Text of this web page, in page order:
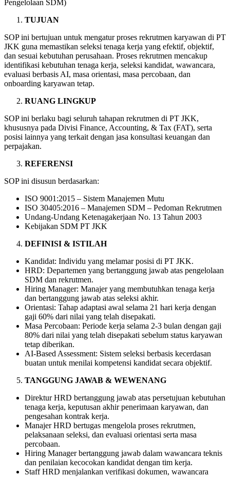
Pengelolaan SDM)
TUJUAN
SOP ini bertujuan untuk mengatur proses rekrutmen karyawan di PT
JKK guna memastikan seleksi tenaga kerja yang efektif, objektif,
dan sesuai kebutuhan perusahaan. Proses rekrutmen mencakup
identifikasi kebutuhan tenaga kerja, seleksi kandidat, wawancara,
evaluasi berbasis AI, masa orientasi, masa percobaan, dan
onboarding karyawan tetap.
RUANG LINGKUP
SOP ini berlaku bagi seluruh tahapan rekrutmen di PT JKK,
khususnya pada Divisi Finance, Accounting, & Tax (FAT), serta
posisi lainnya yang terkait dengan jasa konsultasi keuangan dan
perpajakan.
REFERENSI
SOP ini disusun berdasarkan:
ISO 9001:2015 – Sistem Manajemen Mutu
ISO 30405:2016 – Manajemen SDM – Pedoman Rekrutmen
Undang-Undang Ketenagakerjaan No. 13 Tahun 2003
Kebijakan SDM PT JKK
DEFINISI & ISTILAH
Kandidat: Individu yang melamar posisi di PT JKK.
HRD: Departemen yang bertanggung jawab atas pengelolaan
SDM dan rekrutmen.
Hiring Manager: Manajer yang membutuhkan tenaga kerja
dan bertanggung jawab atas seleksi akhir.
Orientasi: Tahap adaptasi awal selama 21 hari kerja dengan
gaji 60% dari nilai yang telah disepakati.
Masa Percobaan: Periode kerja selama 2-3 bulan dengan gaji
80% dari nilai yang telah disepakati sebelum status karyawan
tetap diberikan.
AI-Based Assessment: Sistem seleksi berbasis kecerdasan
buatan untuk menilai kompetensi kandidat secara objektif.
TANGGUNG JAWAB & WEWENANG
Direktur HRD bertanggung jawab atas persetujuan kebutuhan
tenaga kerja, keputusan akhir penerimaan karyawan, dan
pengesahan kontrak kerja.
Manajer HRD bertugas mengelola proses rekrutmen,
pelaksanaan seleksi, dan evaluasi orientasi serta masa
percobaan.
Hiring Manager bertanggung jawab dalam wawancara teknis
dan penilaian kecocokan kandidat dengan tim kerja.
Staff HRD menjalankan verifikasi dokumen, wawancara